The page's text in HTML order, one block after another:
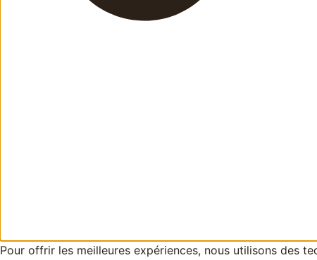
Pour offrir les meilleures expériences, nous utilisons des